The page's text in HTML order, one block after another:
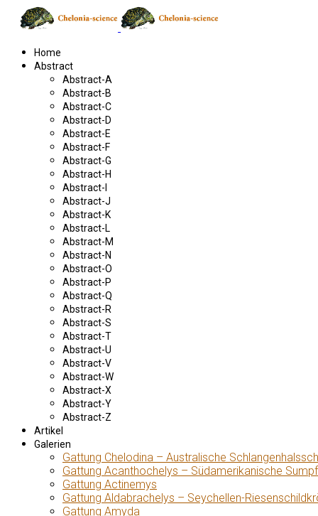
Home
Abstract
Abstract-A
Abstract-B
Abstract-C
Abstract-D
Abstract-E
Abstract-F
Abstract-G
Abstract-H
Abstract-I
Abstract-J
Abstract-K
Abstract-L
Abstract-M
Abstract-N
Abstract-O
Abstract-P
Abstract-Q
Abstract-R
Abstract-S
Abstract-T
Abstract-U
Abstract-V
Abstract-W
Abstract-X
Abstract-Y
Abstract-Z
Artikel
Galerien
Gattung Chelodina – Australische
Gattung Acanthochelys – Südamerikanische
Gattung Actinemys
Gattung Aldabrachelys – Seychellen-
Gattung Amyda